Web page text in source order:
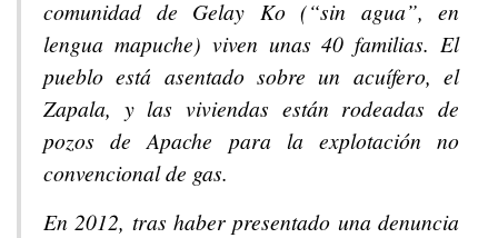
comunidad de Gelay Ko (“sin agua”, en
lengua mapuche) viven unas 40 familias. El
pueblo está asentado sobre un acuífero, el
Zapala, y las viviendas están rodeadas de
pozos de Apache para la explotación no
convencional de gas.
En 2012, tras haber presentado una denuncia